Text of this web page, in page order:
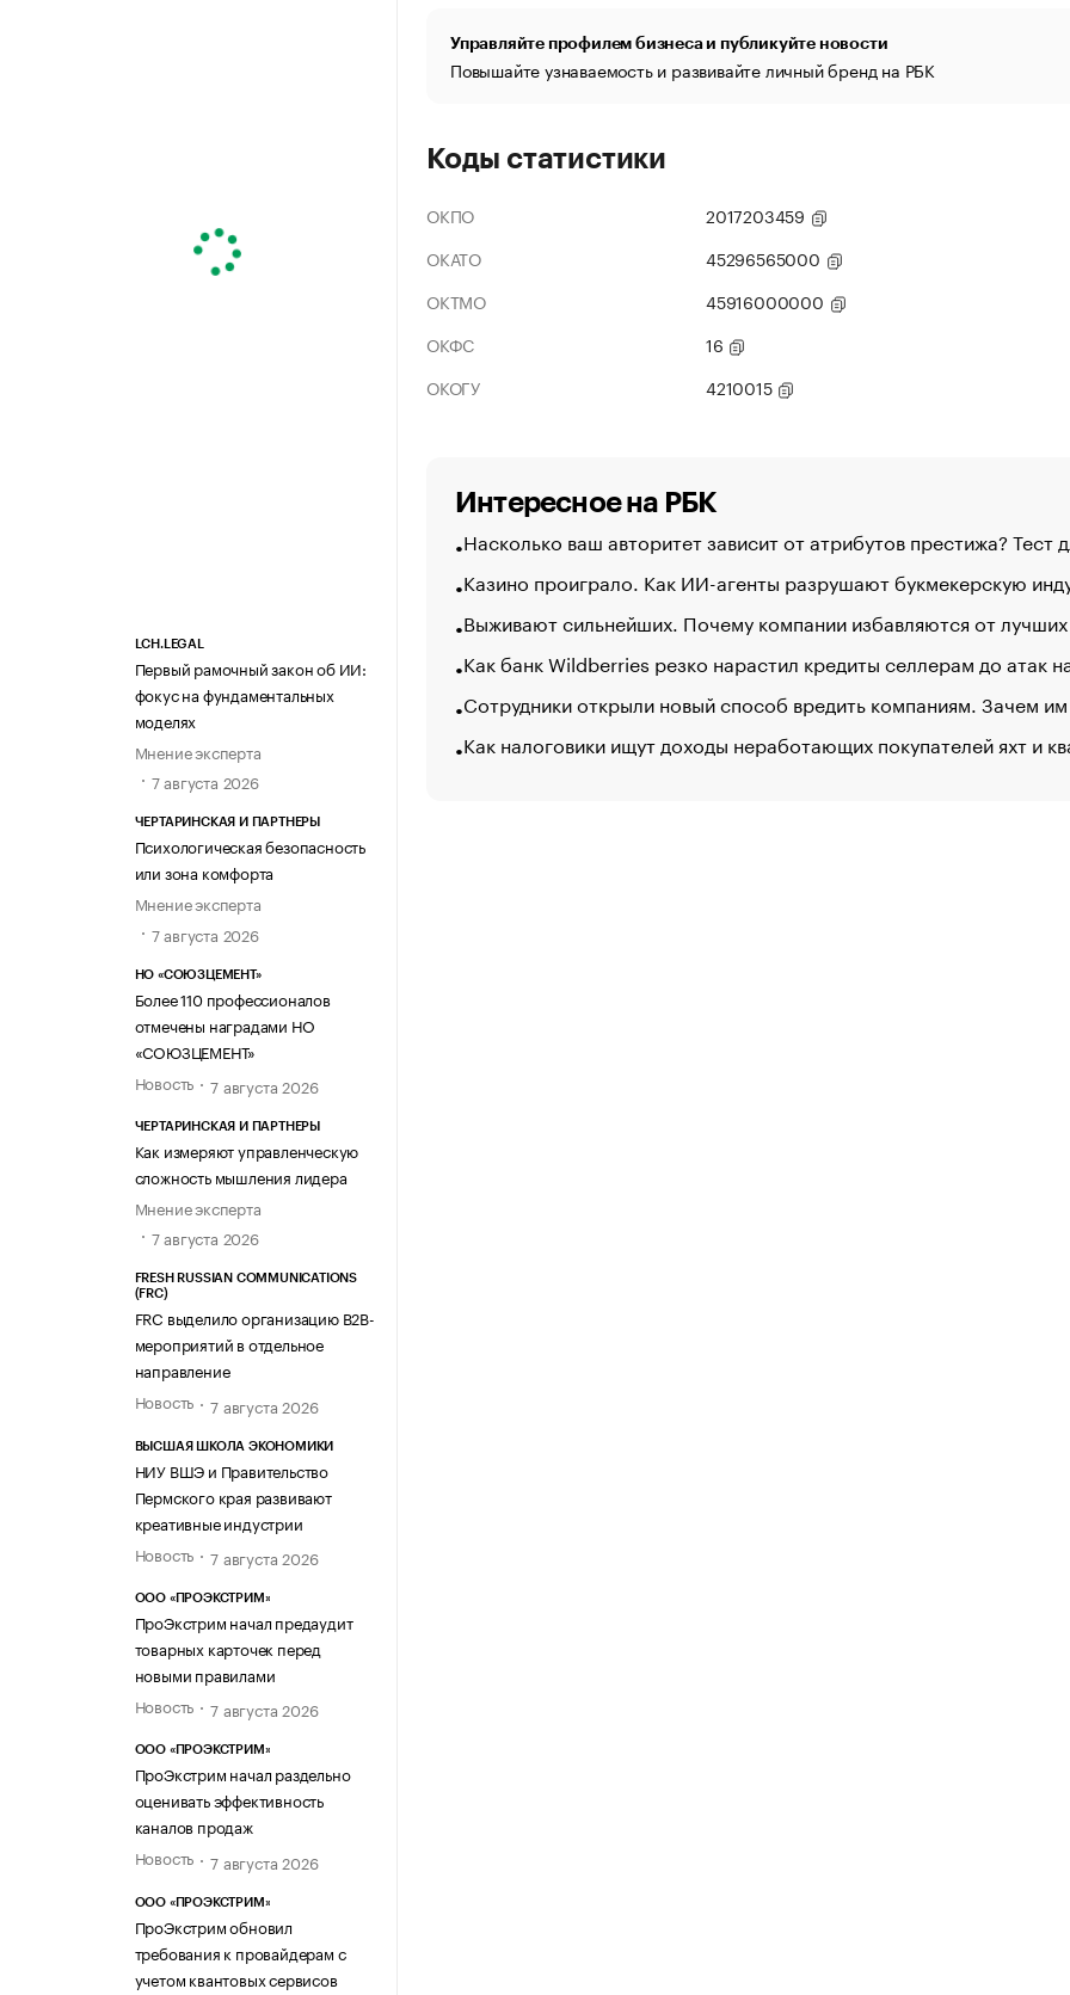
LCH.LEGAL
Первый рамочный закон об ИИ:
фокус на фундаментальных
моделях
Мнение эксперта
7 августа 2026
ЧЕРТАРИНСКАЯ И ПАРТНЕРЫ
Психологическая безопасность
или зона комфорта
Мнение эксперта
7 августа 2026
НО «СОЮЗЦЕМЕНТ»
Более 110 профессионалов
отмечены наградами НО
«СОЮЗЦЕМЕНТ»
Новость
7 августа 2026
ЧЕРТАРИНСКАЯ И ПАРТНЕРЫ
Как измеряют управленческую
сложность мышления лидера
Мнение эксперта
7 августа 2026
FRESH RUSSIAN COMMUNICATIONS
(FRC)
FRC выделило организацию B2B-
мероприятий в отдельное
направление
Новость
7 августа 2026
ВЫСШАЯ ШКОЛА ЭКОНОМИКИ
НИУ ВШЭ и Правительство
Пермского края развивают
креативные индустрии
Новость
7 августа 2026
ООО «ПРОЭКСТРИМ»
ПроЭкстрим начал предаудит
товарных карточек перед
новыми правилами
Новость
7 августа 2026
ООО «ПРОЭКСТРИМ»
ПроЭкстрим начал раздельно
оценивать эффективность
каналов продаж
Новость
7 августа 2026
ООО «ПРОЭКСТРИМ»
ПроЭкстрим обновил
требования к провайдерам с
учетом квантовых сервисов
Управляйте профилем бизнеса и публикуйте новости
Повышайте узнаваемость и развивайте личный бренд на РБК
Коды статистики
ОКПО
2017203459
ОКАТО
45296565000
ОКТМО
45916000000
ОКФС
16
ОКОГУ
4210015
Интересное на РБК
Насколько ваш авторитет зависит от атрибутов престижа? Тест
Казино проиграло. Как ИИ-агенты разрушают букмекерскую
Выживают сильнейших. Почему компании избавляются от лучших
Как банк Wildberries резко нарастил кредиты селлерам до атак
Сотрудники открыли новый способ вредить компаниям. Зачем
Как налоговики ищут доходы неработающих покупателей яхт и